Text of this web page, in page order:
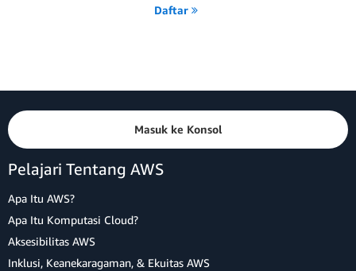
Daftar
Masuk ke Konsol
Pelajari Tentang AWS
Apa Itu AWS?
Apa Itu Komputasi Cloud?
Aksesibilitas AWS
Inklusi, Keanekaragaman, & Ekuitas AWS